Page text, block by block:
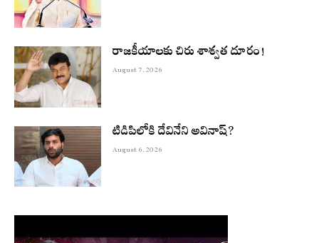
రాజకీయాలకు చిరు శాశ్వత దూరం!
August 7, 2026
టిడిపిలోకి దేవినేని అవినాష్?
August 6, 2026